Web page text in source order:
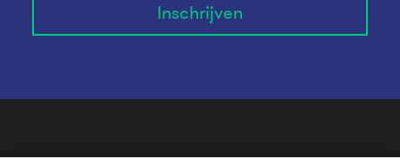
Inschrijven